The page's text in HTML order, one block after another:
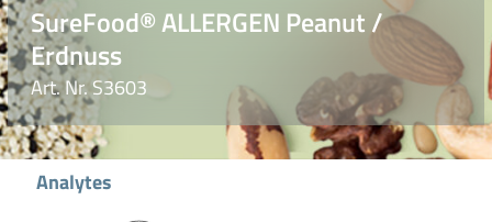
SureFood® ALLERGEN Peanut /
Erdnuss
Art. Nr. S3603
Analytes